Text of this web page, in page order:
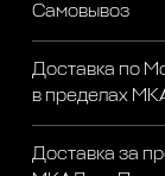
Самовывоз
Доставка по
в пределах
Доставка за